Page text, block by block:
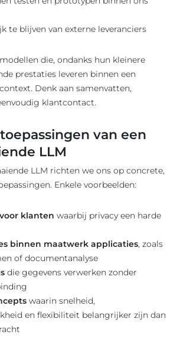
te blijven van externe leveranciers
die, ondanks hun kleinere
prestaties leveren binnen een
Denk aan samenvatten,
klantcontact.
van een
LLM
LLM richten we ons op concrete,
Enkele voorbeelden:
klanten waarbij privacy een harde
binnen maatwerk applicaties, zoals
of documentanalyse
die gegevens verwerken zonder
waarin snelheid,
en flexibiliteit belangrijker zijn dan